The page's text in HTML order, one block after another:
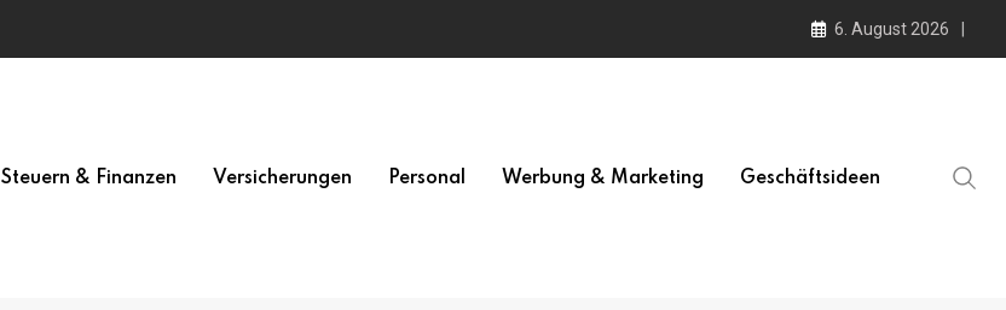
6. August 2026
Steuern & Finanzen Versicherungen Personal Werbung & Marketing Geschäftsideen